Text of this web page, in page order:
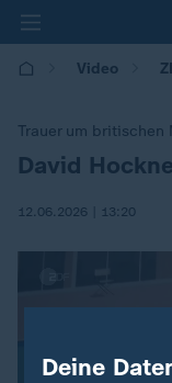
Video
Trauer um britischen
:David
12.06.2026 | 13:20
Deine